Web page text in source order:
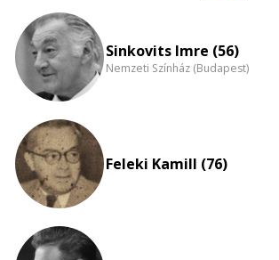
nagyítása
Sinkovits Imre (56)
Nemzeti Színház (Budapest)
Feleki Kamill (76)